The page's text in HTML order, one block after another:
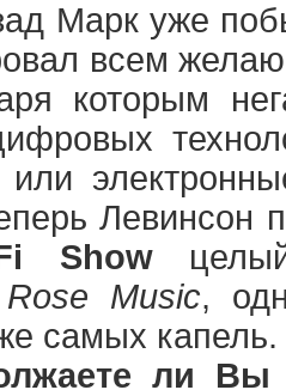
Марк уже
всем
которым
или
Левинсон
Showцелый
Music,
самых капель.
ли Вы